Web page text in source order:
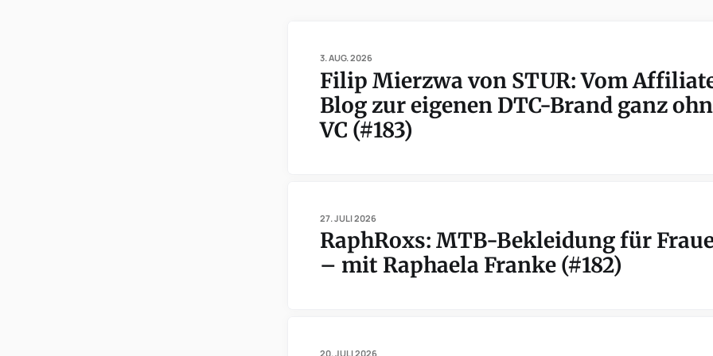
3. AUG. 2026
Filip Mierzwa von STUR: Vom
Blog zur eigenen DTC-Brand ganz
VC (#183)
27. JULI 2026
RaphRoxs: MTB-Bekleidung für
– mit Raphaela Franke (#182)
20. JULI 2026